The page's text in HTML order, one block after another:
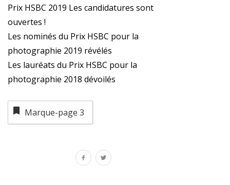
Prix HSBC 2019 Les candidatures sont
ouvertes !
Les nominés du Prix HSBC pour la
photographie 2019 révélés
Les lauréats du Prix HSBC pour la
photographie 2018 dévoilés
Marque-page 3